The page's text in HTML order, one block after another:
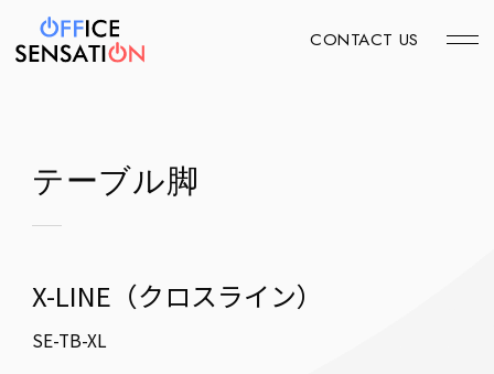
CONTACT US
テーブル脚
X-LINE（クロスライン）
SE-TB-XL